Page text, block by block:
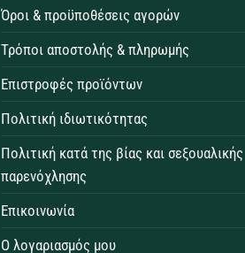
Όροι & προϋποθέσεις αγορών
Τρόποι αποστολής & πληρωμής
Επιστροφές προϊόντων
Πολιτική ιδιωτικότητας
Πολιτική κατά της βίας και σεξουαλικής
παρενόχλησης
Επικοινωνία
Ο λογαριασμός μου